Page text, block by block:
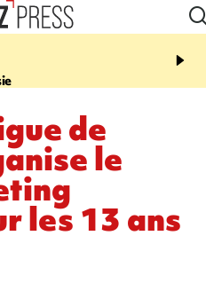
11:48
l'eau est dégradée à la
de
le
les 13 ans